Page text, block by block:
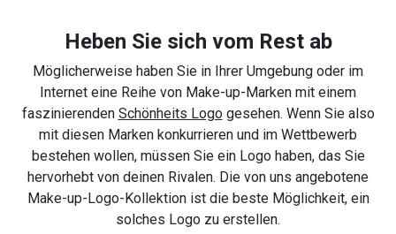
Heben Sie sich vom Rest ab
Möglicherweise haben Sie in Ihrer Umgebung oder im
Internet eine Reihe von Make-up-Marken mit einem
faszinierenden Schönheits Logogesehen. Wenn Sie also
mit diesen Marken konkurrieren und im Wettbewerb
bestehen wollen, müssen Sie ein Logo haben, das Sie
hervorhebt von deinen Rivalen. Die von uns angebotene
Make-up-Logo-Kollektion ist die beste Möglichkeit, ein
solches Logo zu erstellen.